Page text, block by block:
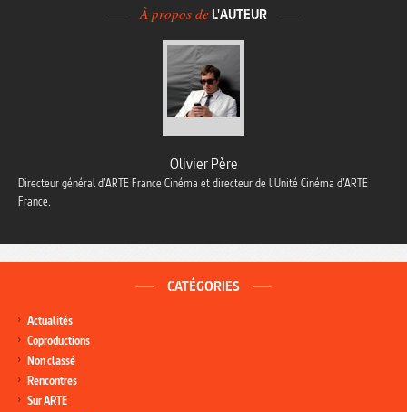
À propos de L'AUTEUR
Olivier Père
Directeur général d’ARTE France Cinéma et directeur de l’Unité Cinéma d’ARTE
France.
CATÉGORIES
Actualités
Coproductions
Non classé
Rencontres
Sur ARTE